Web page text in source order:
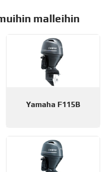
malleihin
Yamaha F115B